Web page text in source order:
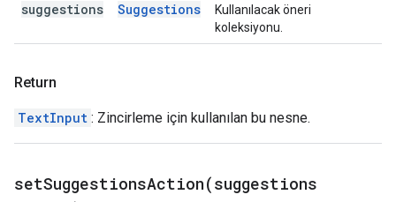
suggestions Suggestions
Kullanılacak öneri
koleksiyonu.
Return
TextInput : Zincirleme için kullanılan bu nesne.
setSuggestionsAction(suggestions